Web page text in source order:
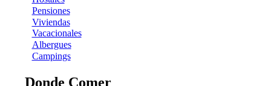
Pensiones
Viviendas
Vacacionales
Albergues
Campings
Donde Comer